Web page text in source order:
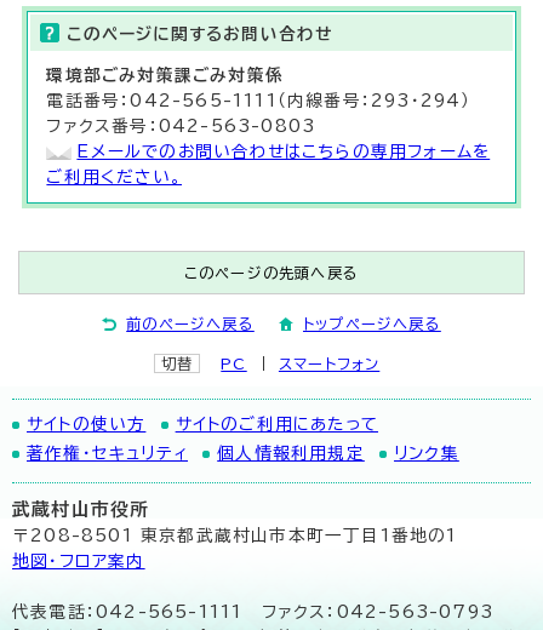
このページに関する お問い合わせ
環境部ごみ対策課 ごみ対策係
電話番号：042-565-1111（内線番号：293・294）
ファクス番号：042-563-0803
Eメールでのお問い合わせはこちらの専用フォームを
ご利用ください。
このページの先頭へ戻る
前のページへ戻る トップページへ戻る
切替 PC スマートフォン
サイトの使い方
サイトのご利用にあたって
著作権・セキュリティ
個人情報利用規定 リンク集
武蔵村山市役所
〒208-8501 東京都武蔵村山市本町一丁目1番地の1
地図･フロア案内
代表電話：042-565-1111 ファクス：042-563-0793